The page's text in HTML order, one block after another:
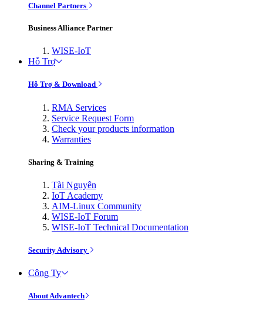
Channel Partners
Business Alliance Partner
WISE-IoT
Hỗ Trợ
Hỗ Trợ & Download
RMA Services
Service Request Form
Check your products information
Warranties
Sharing & Training
Tài Nguyên
IoT Academy
AIM-Linux Community
WISE-IoT Forum
WISE-IoT Technical Documentation
Security Advisory
Công Ty
About Advantech